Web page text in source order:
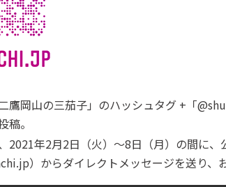
二鷹岡山の三茄子」のハッシュタグ +「
稿。
2021年2月2日（火）～8日（月）の間に、
）からダイレクトメッセージを送り、